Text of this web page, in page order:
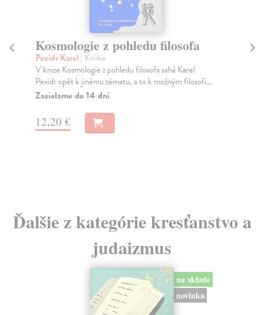
Kosmologie z pohledu filosofa
Pexidr Karel | Kniha
V knize Kosmologie z pohledu filosofa sahá Karel
Pexidr opět k jinému tématu, a to k možným filosofi...
Zasielame do 14 dní
12,20 €
Ďalšie z kategórie kresťanstvo a
judaizmus
na sklade
novinka